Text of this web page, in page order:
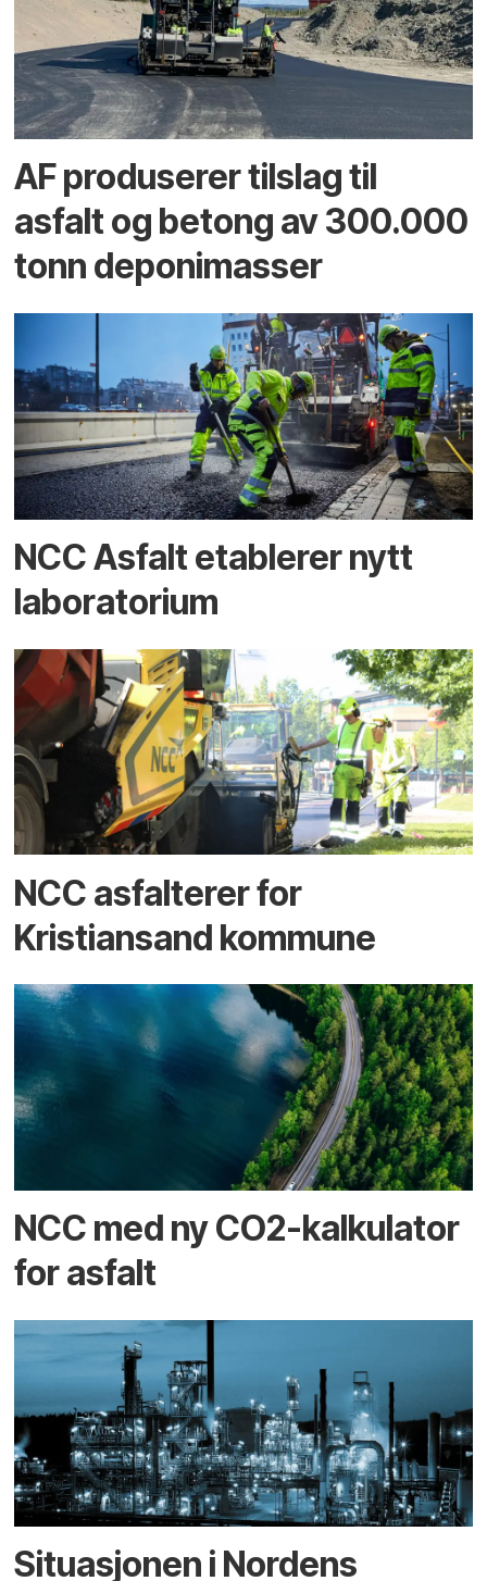
AF produserer tilslag til
asfalt og betong av 300.000
tonn deponimasser
NCC Asfalt etablerer nytt
laboratorium
NCC asfalterer for
Kristiansand kommune
NCC med ny CO2-kalkulator
for asfalt
Situasjonen i Nordens